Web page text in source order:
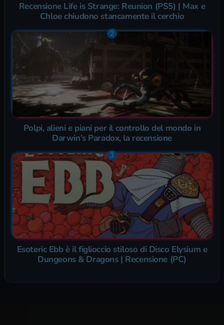
Recensione Life is Strange: Reunion (PS5) | Max e
Chloe chiudono stancamente il cerchio
Polpi, alieni e piani per il controllo del mondo in
Darwin’s Paradox, la recensione
Esoteric Ebb è il figlioccio stiloso di Disco Elysium e
Dungeons & Dragons | Recensione (PC)